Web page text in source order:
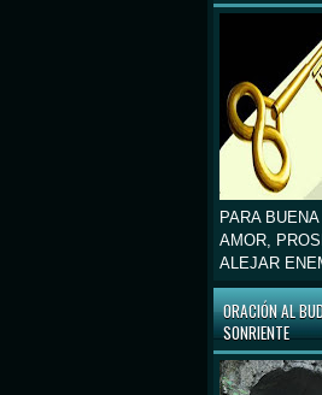
PARA
AMOR,
ALEJAR
ORACIÓN AL
SONRIENTE